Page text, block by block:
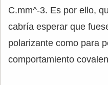
C.mm^-3. Es por ello,
cabría esperar que
polarizante como para
comportamiento